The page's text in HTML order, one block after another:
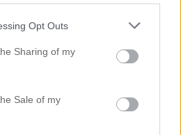
Opt Outs
Sharing of my
Sale of my
den..) och fåtöljen har